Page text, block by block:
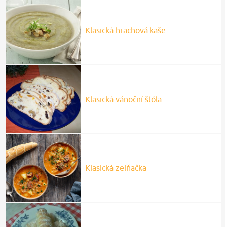
Klasická hrachová kaše
Klasická vánoční štóla
Klasická zelňačka